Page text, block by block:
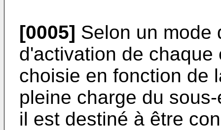
[0005] Selon un mode
d'activation de
choisie en fonction de
pleine charge du
il est destiné à être